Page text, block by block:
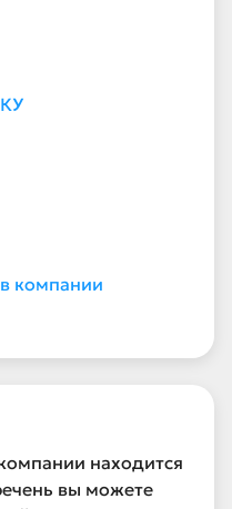
компании
находится
вы можете